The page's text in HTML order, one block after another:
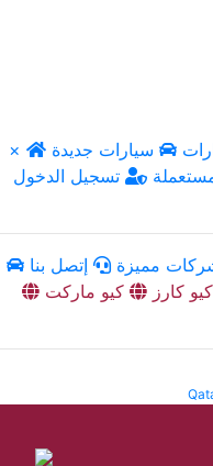
×
سيارات جديدة
تسجيل الدخول
مميزة
إتصل بنا
كيو كارز
كيو ماركت